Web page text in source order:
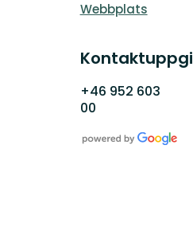
Webbplats
+46 952 603
00